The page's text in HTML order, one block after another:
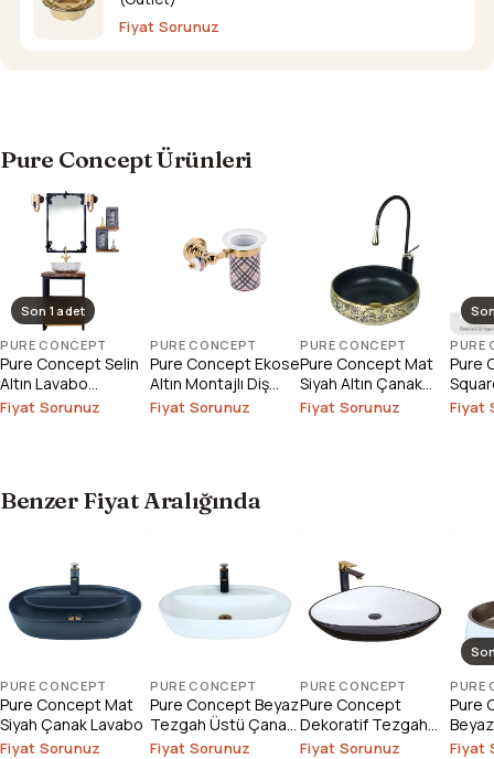
Fiyat Sorunuz
Pure Concept Ürünleri
Son 1 adet
PURE CONCEPT
Pure Concept Selin
Altın Lavabo
Bataryası (Outlet)
Fiyat Sorunuz
PURE CONCEPT
Pure Concept Ekose
Altın Montajlı Diş
Fırçalık
Fiyat Sorunuz
PURE CONCEPT
Pure Concept Mat
Siyah Altın Çanak
Lavabo
Fiyat Sorunuz
PURE
Pure
Fiyat
Benzer Fiyat Aralığında
PURE CONCEPT
Pure Concept Mat
Siyah Çanak Lavabo
Fiyat Sorunuz
PURE CONCEPT
Pure Concept Beyaz
Tezgah Üstü Çanak
Lavabo
Fiyat Sorunuz
PURE CONCEPT
Pure Concept
Dekoratif Tezgah
Üstü Çanak Lavabo
Fiyat Sorunuz
PURE
Pure
Fiyat